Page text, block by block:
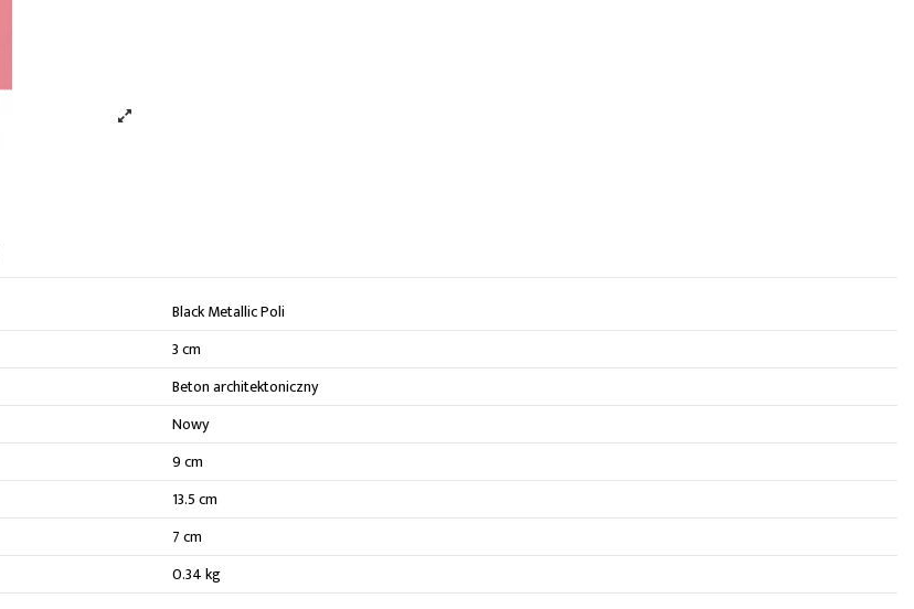
Black Metallic Poli
3 cm
Beton architektoniczny
Nowy
9 cm
13.5 cm
7 cm
0.34 kg